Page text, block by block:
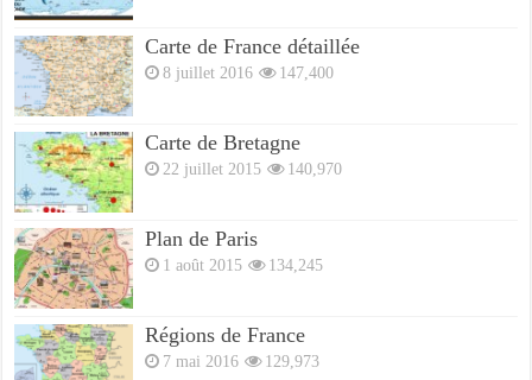
Carte de France détaillée
8 juillet 2016 147,400
Carte de Bretagne
22 juillet 2015 140,970
Plan de Paris
1 août 2015 134,245
Régions de France
7 mai 2016 129,973